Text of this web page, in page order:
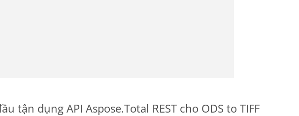
tận dụng API Aspose.Total REST cho ODS to TIFF